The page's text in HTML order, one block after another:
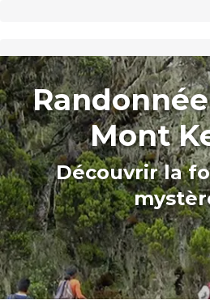
Mont
Découvrir la